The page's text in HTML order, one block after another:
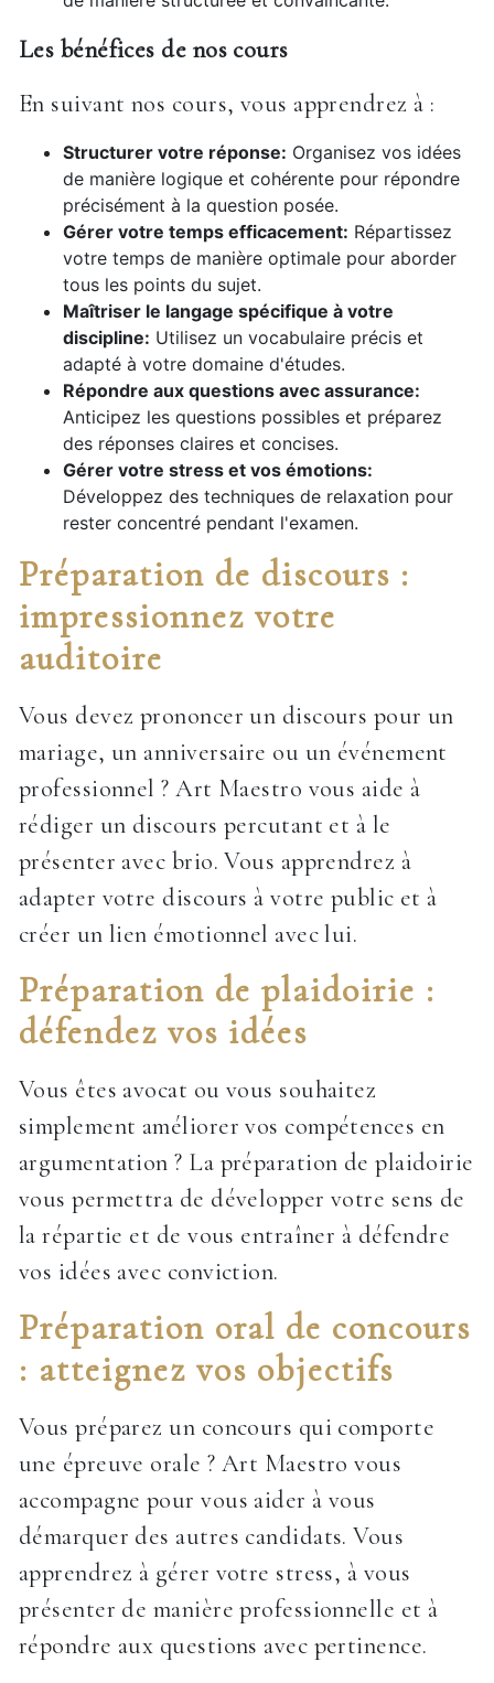
Les bénéfices de nos cours
En suivant nos cours, vous apprendrez à :
Structurer votre réponse: Organisez vos idées
de manière logique et cohérente pour répondre
précisément à la question posée.
Gérer votre temps efficacement: Répartissez
votre temps de manière optimale pour aborder
tous les points du sujet.
Maîtriser le langage spécifique à votre
discipline: Utilisez un vocabulaire précis et
adapté à votre domaine d'études.
Répondre aux questions avec assurance:
Anticipez les questions possibles et préparez
des réponses claires et concises.
Gérer votre stress et vos émotions:
Développez des techniques de relaxation pour
rester concentré pendant l'examen.
Préparation de discours :
impressionnez votre
auditoire
Vous devez prononcer un discours pour un
mariage, un anniversaire ou un événement
professionnel ? Art Maestro vous aide à
rédiger un discours percutant et à le
présenter avec brio. Vous apprendrez à
adapter votre discours à votre public et à
créer un lien émotionnel avec lui.
Préparation de plaidoirie :
défendez vos idées
Vous êtes avocat ou vous souhaitez
simplement améliorer vos compétences en
argumentation ? La préparation de plaidoirie
vous permettra de développer votre sens de
la répartie et de vous entraîner à défendre
vos idées avec conviction.
Préparation oral de concours
: atteignez vos objectifs
Vous préparez un concours qui comporte
une épreuve orale ? Art Maestro vous
accompagne pour vous aider à vous
démarquer des autres candidats. Vous
apprendrez à gérer votre stress, à vous
présenter de manière professionnelle et à
répondre aux questions avec pertinence.